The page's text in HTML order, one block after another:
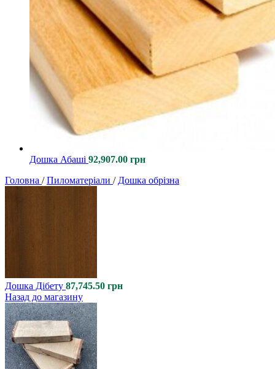
Дошка Абаші 92,907.00 грн
Головна / Пиломатеріали / Дошка обрізна
Дошка Дібету 87,745.50 грн
Назад до магазину